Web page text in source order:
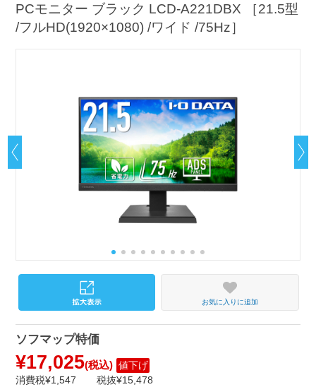
PCモニター ブラック LCD-A221DBX ［21.5型
/フルHD(1920×1080) /ワイド /75Hz］
お気に入りに追加
ソフマップ特価
¥17,025(税込) 値下げ
消費税¥1,547
税抜¥15,478